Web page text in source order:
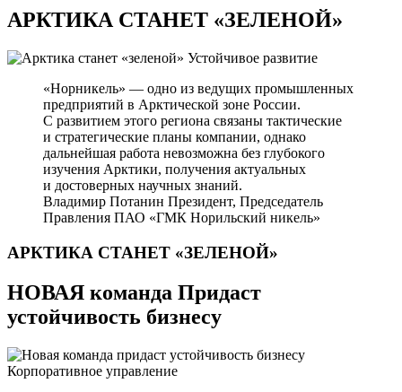
АРКТИКА СТАНЕТ «ЗЕЛЕНОЙ»
Устойчивое развитие
«Норникель» — одно из ведущих промышленных
предприятий в Арктической зоне России.
С развитием этого региона связаны тактические
и стратегические планы компании, однако
дальнейшая работа невозможна без глубокого
изучения Арктики, получения актуальных
и достоверных научных знаний.
Владимир Потанин Президент, Председатель
Правления ПАО «ГМК Норильский никель»
АРКТИКА СТАНЕТ «ЗЕЛЕНОЙ»
НОВАЯ команда Придаст
устойчивость бизнесу
Корпоративное управление